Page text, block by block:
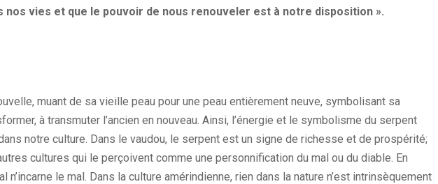
nos vies et que le pouvoir de nous renouveler est à notre disposition ».
muant de sa vieille peau pour une peau entièrement neuve, symbolisant sa
à transmuter l’ancien en nouveau. Ainsi, l’énergie et le symbolisme du serpent
notre culture. Dans le vaudou, le serpent est un signe de richesse et de prospérité;
cultures qui le perçoivent comme une personnification du mal ou du diable. En
n’incarne le mal. Dans la culture amérindienne, rien dans la nature n’est intrinsèquement